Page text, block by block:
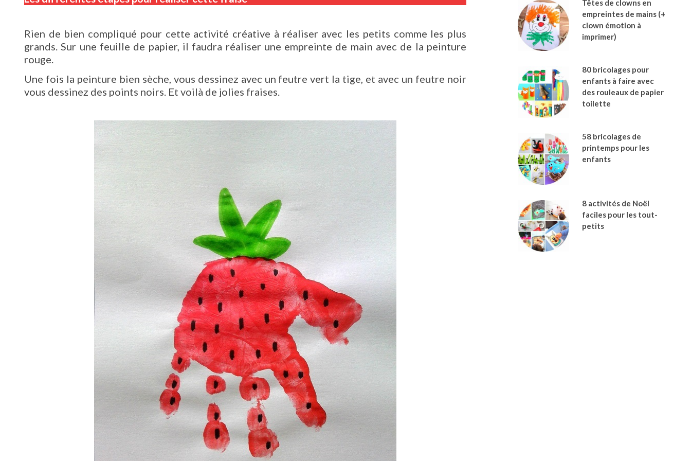
Rien de bien compliqué pour cette activité créative à réaliser avec les petits comme les plus
grands. Sur une feuille de papier, il faudra réaliser une empreinte de main avec de la peinture
rouge.
Une fois la peinture bien sèche, vous dessinez avec un feutre vert la tige, et avec un feutre noir
vous dessinez des points noirs. Et voilà de jolies fraises.
Têtes de clowns en
empreintes de mains (+
clown émotion à
imprimer)
80 bricolages pour
enfants à faire avec
des rouleaux de papier
toilette
58 bricolages de
printemps pour les
enfants
8 activités de Noël
faciles pour les tout-
petits